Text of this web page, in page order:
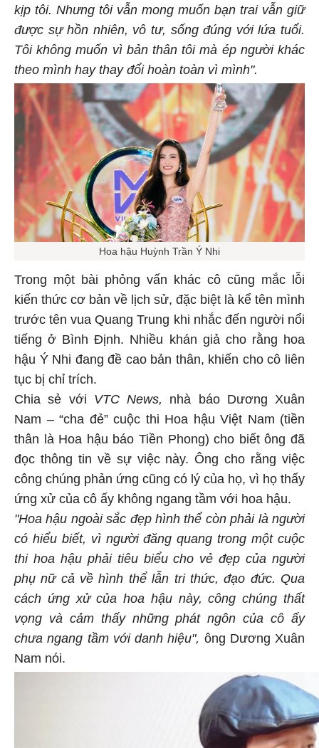
kịp tôi. Nhưng tôi vẫn mong muốn bạn trai vẫn giữ
được sự hồn nhiên, vô tư, sống đúng với lứa tuổi.
Tôi không muốn vì bản thân tôi mà ép người khác
theo mình hay thay đổi hoàn toàn vì mình".
Hoa hậu Huỳnh Trần Ý Nhi
Trong một bài phỏng vấn khác cô cũng mắc lỗi
kiến thức cơ bản về lịch sử, đặc biệt là kể tên mình
trước tên vua Quang Trung khi nhắc đến người nổi
tiếng ở Bình Định. Nhiều khán giả cho rằng hoa
hậu Ý Nhi đang đề cao bản thân, khiến cho cô liên
tục bị chỉ trích.
Chia sẻ với VTC News,
nhà báo Dương Xuân
Nam – “cha đẻ” cuộc thi Hoa hậu Việt Nam (tiền
thân là Hoa hậu báo Tiền Phong) cho biết ông đã
đọc thông tin về sự việc này. Ông cho rằng việc
công chúng phản ứng cũng có lý của họ, vì họ thấy
ứng xử của cô ấy không ngang tầm với hoa hậu.
"Hoa hậu ngoài sắc đẹp hình thể còn phải là người
có hiểu biết, vì người đăng quang trong một cuộc
thi hoa hậu phải tiêu biểu cho vẻ đẹp của người
phụ nữ cả về hình thể lẫn tri thức, đạo đức. Qua
cách ứng xử của hoa hậu này, công chúng thất
vọng và cảm thấy những phát ngôn của cô ấy
chưa ngang tầm với danh hiệu", ông Dương Xuân
Nam nói.